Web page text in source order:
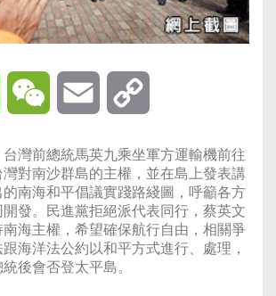
WhatsAppWeChat Email
灣前總統馬英九乘坐軍方運輸機前往
對南沙群島的主權，並在島上發表講
南海和平倡議實踐路綫圖，呼籲各方
發。民進黨拒絕派代表同行，蔡英文
海主權，希望確保航行自由，相關爭
海洋法公約以和平方式進行、處理，
後會否登太平島。